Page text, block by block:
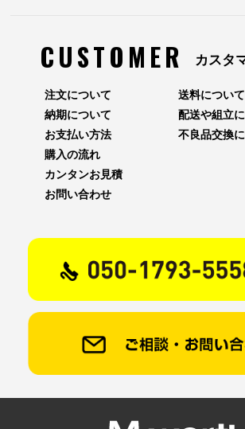
CUSTOMER カスタ
注文について
納期について
お支払い方法
送料について
配送や組立
不良品交換
購入の流れ
カンタンお見積
お問い合わせ